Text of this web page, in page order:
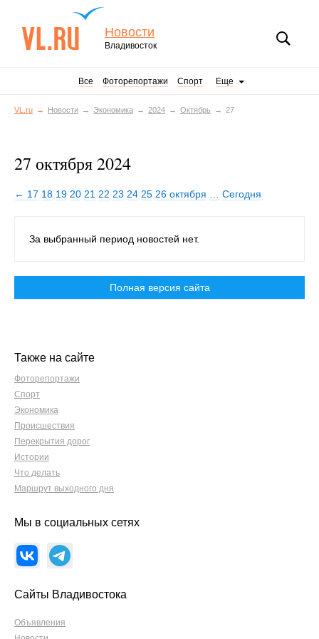
Новости
Владивосток
Все Фоторепортажи Спорт Еще
VL.ru Новости Экономика 2024 Октябрь 27
27 октября 2024
← 17 18 19 20 21 22 23 24 25 26 октября Сегодня
За выбранный период новостей нет.
Полная версия сайта
Также на сайте
Фоторепортажи
Спорт
Экономика
Происшествия
Перекрытия дорог
Истории
Что делать
Маршрут выходного дня
Мы в социальных сетях
Сайты Владивостока
Объявления